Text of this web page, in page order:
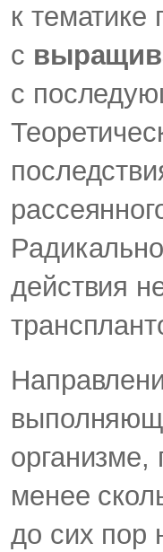
к
с
с
действия
организме,
менее
до сих пор